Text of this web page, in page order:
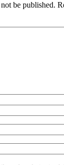
be published.